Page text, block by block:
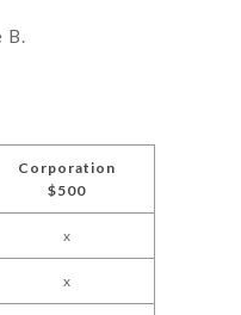
B.
Corporation
$500
x
x